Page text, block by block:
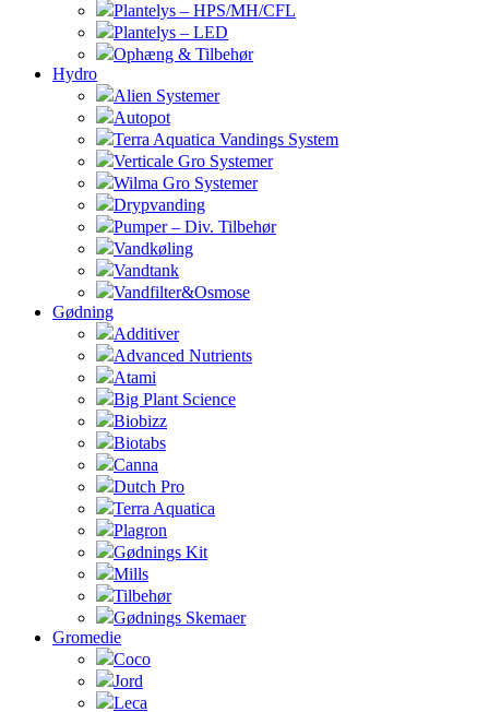
Plantelys – HPS/MH/CFL
Plantelys – LED
Ophæng & Tilbehør
Hydro
Alien Systemer
Autopot
Terra Aquatica Vandings System
Verticale Gro Systemer
Wilma Gro Systemer
Drypvanding
Pumper – Div. Tilbehør
Vandkøling
Vandtank
Vandfilter&Osmose
Gødning
Additiver
Advanced Nutrients
Atami
Big Plant Science
Biobizz
Biotabs
Canna
Dutch Pro
Terra Aquatica
Plagron
Gødnings Kit
Mills
Tilbehør
Gødnings Skemaer
Gromedie
Coco
Jord
Leca